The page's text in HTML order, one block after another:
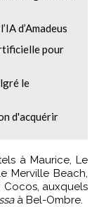
d’Amadeus
pour
le
d'acquérir
Merville Beach,
Cocos, auxquels
à Bel-Ombre.